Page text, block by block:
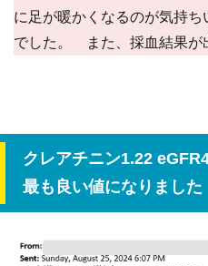
に足が暖かくなるのが気持
でした。 また、採血結果が
クレアチニン1.22
最も良い値になりました